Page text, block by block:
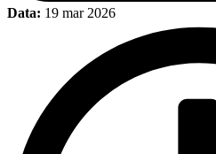
Data: 19 mar 2026